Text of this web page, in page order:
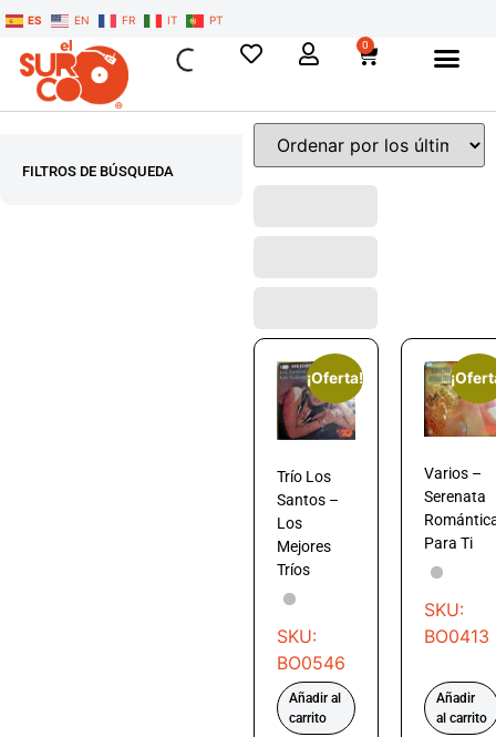
ES EN FR IT PT
0
FILTROS DE BÚSQUEDA
¡Oferta!
Trío Los
Santos –
Los
Mejores
Tríos
SKU:
BO0546
Añadir al
carrito
Varios –
Serenata
Para Ti
SKU:
BO0413
Añadir
al carrito